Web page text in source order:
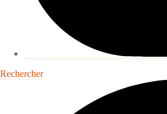
Rechercher